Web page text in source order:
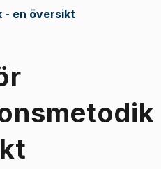
- en översikt